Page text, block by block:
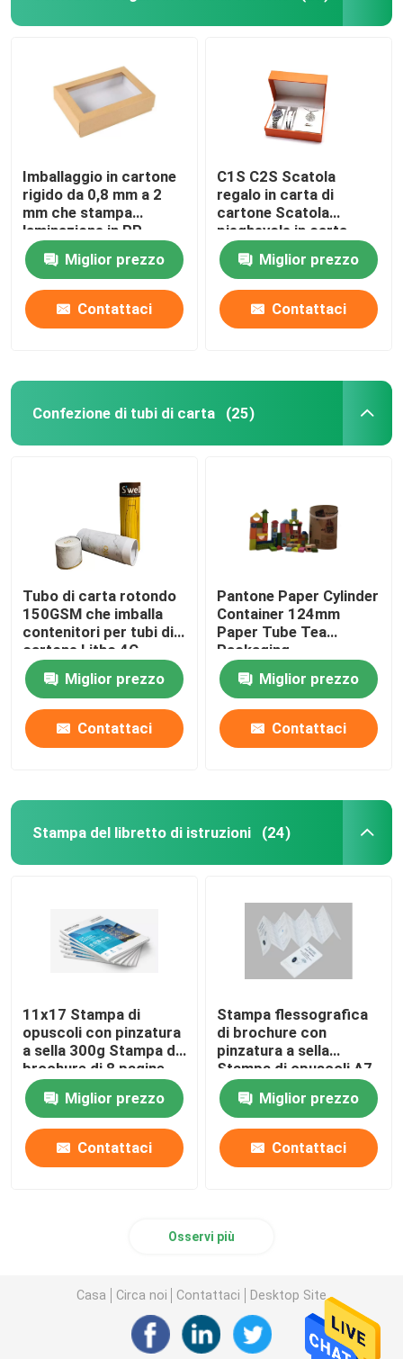
Imballaggio in cartone
rigido da 0,8 mm a 2
mm che stampa
laminazione in PP
opaco
Miglior prezzo
Contattaci
C1S C2S Scatola
regalo in carta di
cartone Scatola
pieghevole in carta
stampata CMYK
Miglior prezzo
Contattaci
Confezione di tubi di carta (25)
Tubo di carta rotondo
150GSM che imballa
contenitori per tubi di
cartone Litho 4C
Miglior prezzo
Contattaci
Pantone Paper Cylinder
Container 124mm
Paper Tube Tea
Packaging
Miglior prezzo
Contattaci
Stampa del libretto di istruzioni (24)
11x17 Stampa di
opuscoli con pinzatura
a sella 300g Stampa di
brochure di 8 pagine
Miglior prezzo
Contattaci
Stampa flessografica
di brochure con
pinzatura a sella
Stampa di opuscoli A7
Miglior prezzo
Contattaci
Osservi più
Casa Circa noi Contattaci Desktop Site